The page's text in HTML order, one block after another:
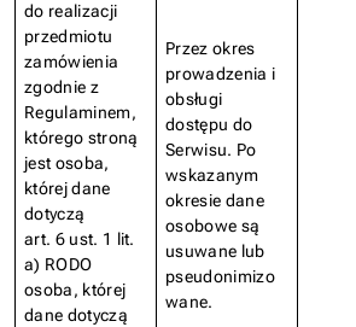
do realizacji
przedmiotu
zamówienia
zgodnie z
Regulaminem,
którego stroną
jest osoba,
której dane
dotyczą
art. 6 ust. 1 lit.
a) RODO
osoba, której
dane dotyczą
Przez okres
prowadzenia i
obsługi
dostępu do
Serwisu. Po
wskazanym
okresie dane
osobowe są
usuwane lub
pseudonimizo
wane.